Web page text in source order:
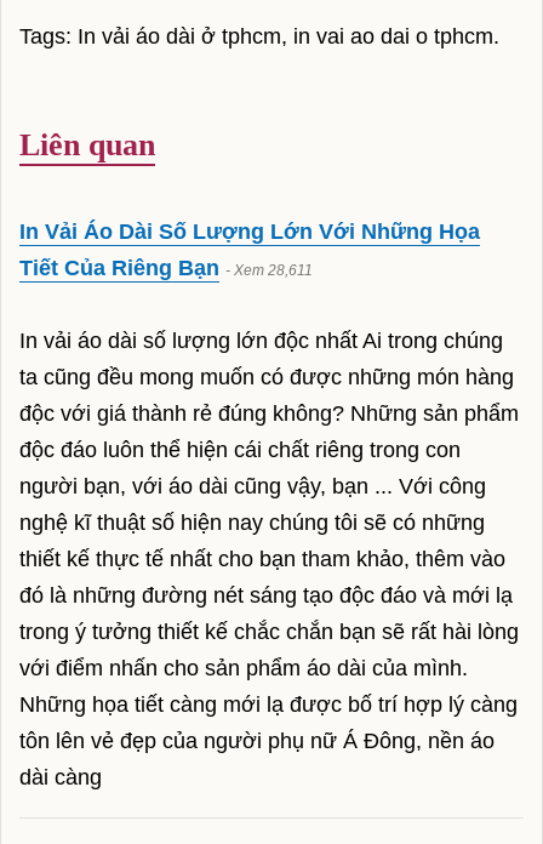
bia nhập khẩu
TP.HCM
Hotline: 0938.90.92.95
rượu vang pháp
rượu vang chile
rượu vang ý
rượu vang đỏ
rượu vang trắng
rượu vang đà lạt
rượu hàn quốc
rượu nhật
vodka men
Tags: In vải áo dài ở tphcm, in vai ao dai o tphcm.
Liên quan
In Vải Áo Dài Số Lượng Lớn Với Những Họa
Tiết Của Riêng Bạn - Xem 28,611
In vải áo dài số lượng lớn độc nhất Ai trong chúng
ta cũng đều mong muốn có được những món hàng
độc với giá thành rẻ đúng không? Những sản phẩm
độc đáo luôn thể hiện cái chất riêng trong con
người bạn, với áo dài cũng vậy, bạn ... Với công
nghệ kĩ thuật số hiện nay chúng tôi sẽ có những
thiết kế thực tế nhất cho bạn tham khảo, thêm vào
đó là những đường nét sáng tạo độc đáo và mới lạ
trong ý tưởng thiết kế chắc chắn bạn sẽ rất hài lòng
với điểm nhấn cho sản phẩm áo dài của mình.
Những họa tiết càng mới lạ được bố trí hợp lý càng
tôn lên vẻ đẹp của người phụ nữ Á Đông, nền áo
dài càng